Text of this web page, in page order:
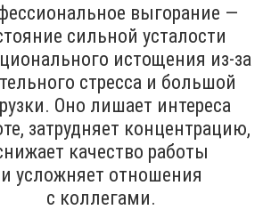
выгорание —
сильной усталости
истощения из-за
стресса и большой
Оно лишает интереса
затрудняет концентрацию,
качество работы
и усложняет отношения
с коллегами.